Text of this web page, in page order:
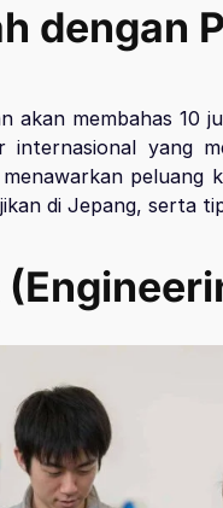
dengan
akan membahas 10
internasional yang
peluang
di Jepang, serta